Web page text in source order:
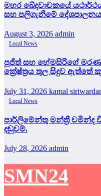
මහර ඛේදවාචකයේ
සහ පලිගැනීමේ දේශපාලනය
August 3, 2026 admin
Local News
පූජිත් සහ හේමසිරිගේ
ක්‍රේෂ්ත්‍රය තුල සිදුව ඇත්තේ
July 31, 2026 kamal
Local News
පාර්ලිමේන්තු මන්ත්‍රී චමින්ද
දඬුවම්.
July 28, 2026 admin
SMN24